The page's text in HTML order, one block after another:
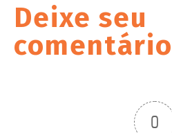
Deixe seu
comentário
0